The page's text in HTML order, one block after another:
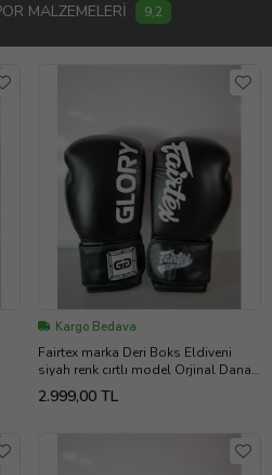
MALZEMELERİ 9,2
Kargo Bedava
Fairtex marka Deri Boks Eldiveni
siyah renk cırtlı model Orjinal Dana
derisidir İTHAL ÜRÜNDÜR
profesyonel sporcular için
büyüklükte İstediğiniz Bedeni msj ile
2.999,00 TL